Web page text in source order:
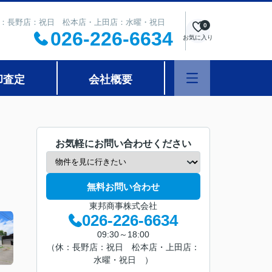
長野店：祝日 松本店・上田店：水曜・祝日
026-226-6634 お気に入り
0
査定 会社概要
お気軽にお問い合わせください
無料お問い合わせ
東邦商事株式会社
026-226-6634
09:30～18:00
（休：長野店：祝日 松本店・上田店：
水曜・祝日 ）